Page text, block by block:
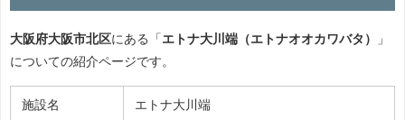
大阪府大阪市北区にある「 エトナ大川端（エトナオオカワバタ）
」
についての紹介ページです。
施設名 エトナ大川端